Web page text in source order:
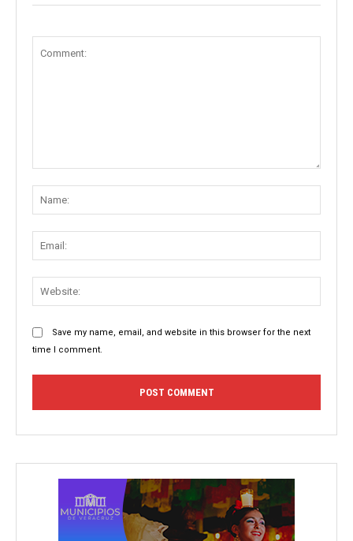
Save my name, email, and website in this browser for the next
time I comment.